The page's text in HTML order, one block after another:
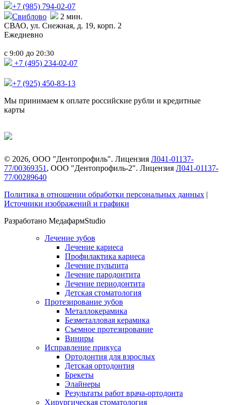
+7 (985) 794-02-07
Свиблово
2 мин.
СВАО, ул. Снежная, д. 19, корп. 2
Ежедневно
с 9:00 до 20:30
+7 (495) 234-02-07
+7 (925) 450-83-13
Мы принимаем к оплате российские рубли и кредитные
карты
© 2026, ООО "Дентопрофиль". Лицензия Л041-01137-
77/00369351 , ООО "Дентопрофиль-2". Лицензия Л041-01137-
77/00289640
Политика в отношении обработки персональных данных |
Источники изображений и графики
Разработано МедафармStudio
Лечение зубов
Лечение кариеса
Профилактика кариеса
Лечение пульпита
Лечение пародонтита
Лечение периодонтита
Детская стоматология
Протезирование зубов
Металлокерамика
Безметалловая керамика
Съемное протезирование
Виниры
Исправление прикуса
Ортодонтия для взрослых
Детская ортодонтия
Брекеты
Элайнеры
Результаты работ врача-ортодонта
Хирургическая стоматология